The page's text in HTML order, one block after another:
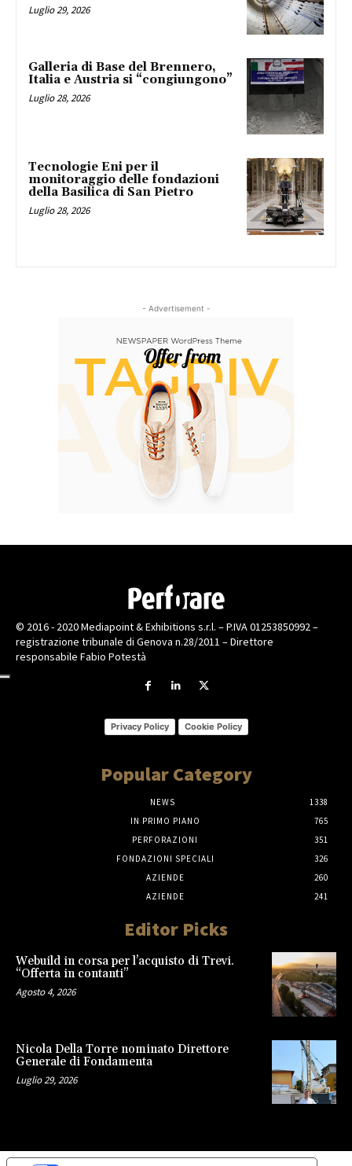
Luglio 29, 2026
Galleria di Base del Brennero,
Italia e Austria si “congiungono”
Luglio 28, 2026
Tecnologie Eni per il
monitoraggio delle fondazioni
della Basilica di San Pietro
Luglio 28, 2026
- Advertisement -
© 2016 - 2020 Mediapoint & Exhibitions s.r.l. – P.IVA 01253850992 –
registrazione tribunale di Genova n.28/2011 – Direttore
responsabile Fabio Potestà
Privacy Policy Cookie Policy
Popular Category
NEWS
1338
IN PRIMO PIANO
765
PERFORAZIONI
351
FONDAZIONI SPECIALI
326
AZIENDE
260
AZIENDE
241
Editor Picks
Webuild in corsa per l’acquisto di Trevi.
“Offerta in contanti”
Agosto 4, 2026
Nicola Della Torre nominato Direttore
Generale di Fondamenta
Luglio 29, 2026